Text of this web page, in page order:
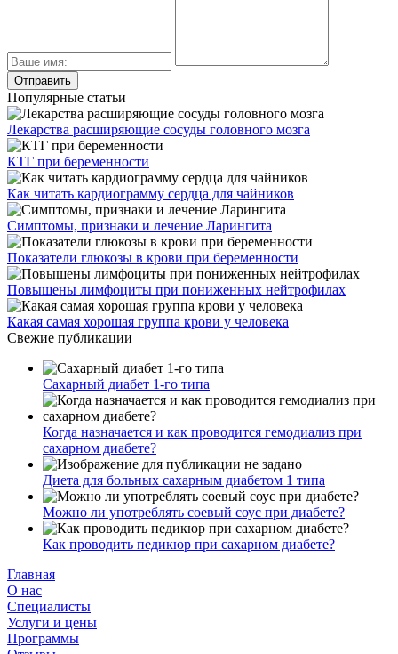
Популярные статьи
Лекарства расширяющие сосуды головного мозга
КТГ при беременности
Как читать кардиограмму сердца для чайников
Симптомы, признаки и лечение Ларингита
Показатели глюкозы в крови при беременности
Повышены лимфоциты при пониженных нейтрофилах
Какая самая хорошая группа крови у человека
Свежие публикации
Сахарный диабет 1-го типа
Когда назначается и как проводится гемодиализ при
сахарном диабете?
Диета для больных сахарным диабетом 1 типа
Можно ли употреблять соевый соус при диабете?
Как проводить педикюр при сахарном диабете?
Главная
О нас
Cпециалисты
Услуги и цены
Программы